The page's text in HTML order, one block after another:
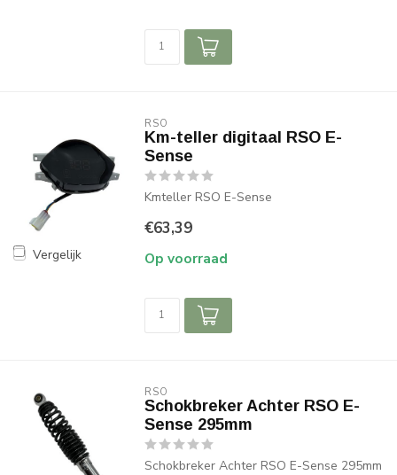
Vergelijk
RSO
Km-teller digitaal RSO E-
Sense
Kmteller RSO E-Sense
€63,39
Op voorraad
RSO
Schokbreker Achter RSO E-
Sense 295mm
Schokbreker Achter RSO E-Sense 295mm